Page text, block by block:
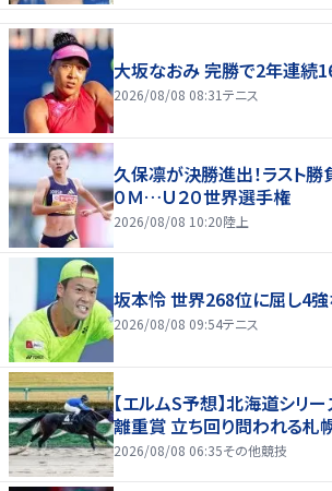
大坂なおみ 完勝で2年連続
2026/08/08 08:31テニス
久保凛が決勝進出！ラスト
０Ｍ…Ｕ２０世界選手権
2026/08/08 10:20陸上
坂本怜 世界268位に屈し4
2026/08/08 09:54テニス
【エルムS予想】北海道シリ
離重賞 立ち回り問われる札
2026/08/08 06:35その他競技